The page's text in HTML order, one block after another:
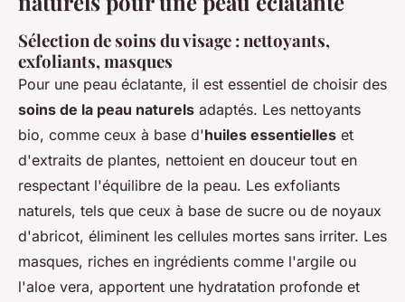
Sélection de soins du visage : nettoyants,
exfoliants, masques
Pour une peau éclatante, il est essentiel de choisir des
soins de la peau naturels adaptés. Les nettoyants
bio, comme ceux à base d'huiles essentielles et
d'extraits de plantes, nettoient en douceur tout en
respectant l'équilibre de la peau. Les exfoliants
naturels, tels que ceux à base de sucre ou de noyaux
d'abricot, éliminent les cellules mortes sans irriter. Les
masques, riches en ingrédients comme l'argile ou
l'aloe vera, apportent une hydratation profonde et